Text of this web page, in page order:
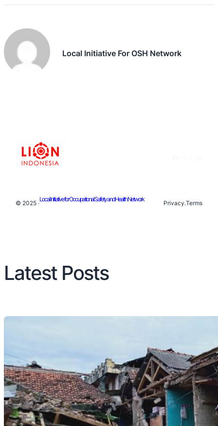
Local Initiative For OSH Network
© 2025 ·
Local Initiative for Occupational Safety and Health Network
Privacy.Terms
Latest Posts